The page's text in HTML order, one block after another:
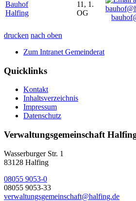
Bauhof
Halfing
11, 1.
OG
drucken nach oben
Zum Intranet Gemeinderat
Quicklinks
Kontakt
Inhaltsverzeichnis
Impressum
Datenschutz
Verwaltungsgemeinschaft
Wasserburger Str. 1
83128 Halfing
08055 9053-0
08055 9053-33
verwaltungsgemeinschaft@halfing.de